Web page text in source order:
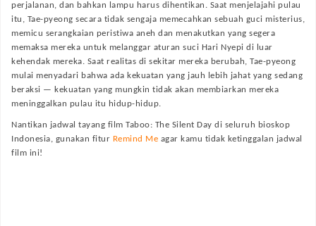
perjalanan, dan bahkan lampu harus dihentikan. Saat menjelajahi pulau
itu, Tae-pyeong secara tidak sengaja memecahkan sebuah guci misterius,
memicu serangkaian peristiwa aneh dan menakutkan yang segera
memaksa mereka untuk melanggar aturan suci Hari Nyepi di luar
kehendak mereka. Saat realitas di sekitar mereka berubah, Tae-pyeong
mulai menyadari bahwa ada kekuatan yang jauh lebih jahat yang sedang
beraksi — kekuatan yang mungkin tidak akan membiarkan mereka
meninggalkan pulau itu hidup-hidup.
Nantikan jadwal tayang film Taboo: The Silent Day di seluruh bioskop
Indonesia, gunakan fitur Remind Me agar kamu tidak ketinggalan jadwal
film ini!